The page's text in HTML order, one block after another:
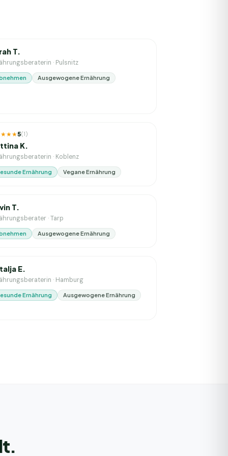
T.
· Pulsnitz
Ausgewogene Ernährung
5(1)
K.
· Koblenz
Ernährung Vegane Ernährung
T.
·Tarp
Ausgewogene Ernährung
E.
· Hamburg
Ernährung Ausgewogene Ernährung